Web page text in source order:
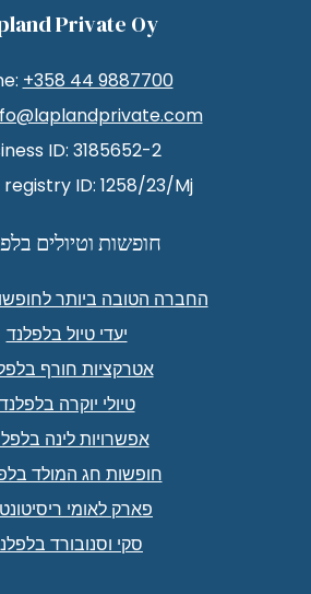
Private Oy
+358 44 9887700
ID: 3185652-2
registry ID: 1258/23/Mj
חופשות וטיולים
החברה הטובה ביותר
יעדי טיול בלפלנד
אטרקציות חורף
טיולי יוקרה בלפלנד
אפשרויות לינה
חופשות חג המולד
פארק לאומי
סקי וסנובורד